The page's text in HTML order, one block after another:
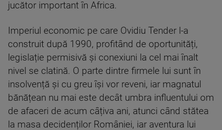
jucător important în Africa.
Imperiul economic pe care Ovidiu Tender l-a
construit după 1990, profitând de oportunități,
legislație permisivă și conexiuni la cel mai înalt
nivel se clatină. O parte dintre firmele lui sunt în
insolvență și cu greu își vor reveni, iar magnatul
bănățean nu mai este decât umbra influentului om
de afaceri de acum câțiva ani, atunci când stătea
la masa decidenților României, iar aventura lui